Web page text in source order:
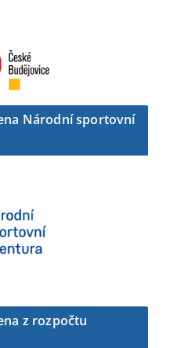
Národní sportovní
z rozpočtu